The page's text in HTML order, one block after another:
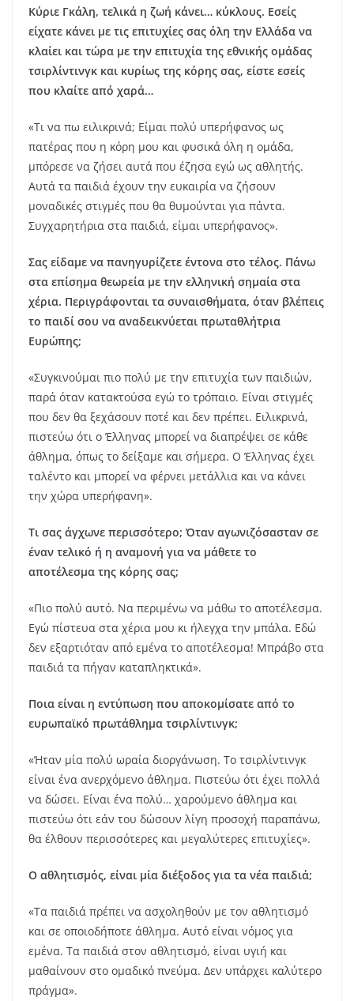
Κύριε Γκάλη, τελικά η ζωή κάνει… κύκλους. Εσείς
είχατε κάνει με τις επιτυχίες σας όλη την Ελλάδα να
κλαίει και τώρα με την επιτυχία της εθνικής ομάδας
τσιρλίντινγκ και κυρίως της κόρης σας, είστε εσείς
που κλαίτε από χαρά…
«Τι να πω ειλικρινά; Είμαι πολύ υπερήφανος ως
πατέρας που η κόρη μου και φυσικά όλη η ομάδα,
μπόρεσε να ζήσει αυτά που έζησα εγώ ως αθλητής.
Αυτά τα παιδιά έχουν την ευκαιρία να ζήσουν
μοναδικές στιγμές που θα θυμούνται για πάντα.
Συγχαρητήρια στα παιδιά, είμαι υπερήφανος».
Σας είδαμε να πανηγυρίζετε έντονα στο τέλος. Πάνω
στα επίσημα θεωρεία με την ελληνική σημαία στα
χέρια. Περιγράφονται τα συναισθήματα, όταν βλέπεις
το παιδί σου να αναδεικνύεται πρωταθλήτρια
Ευρώπης;
«Συγκινούμαι πιο πολύ με την επιτυχία των παιδιών,
παρά όταν κατακτούσα εγώ το τρόπαιο. Είναι στιγμές
που δεν θα ξεχάσουν ποτέ και δεν πρέπει. Ειλικρινά,
πιστεύω ότι ο Έλληνας μπορεί να διαπρέψει σε κάθε
άθλημα, όπως το δείξαμε και σήμερα. Ο Έλληνας έχει
ταλέντο και μπορεί να φέρνει μετάλλια και να κάνει
την χώρα υπερήφανη».
Τι σας άγχωνε περισσότερο; Όταν αγωνιζόσασταν σε
έναν τελικό ή η αναμονή για να μάθετε το
αποτέλεσμα της κόρης σας;
«Πιο πολύ αυτό. Να περιμένω να μάθω το αποτέλεσμα.
Εγώ πίστευα στα χέρια μου κι ήλεγχα την μπάλα. Εδώ
δεν εξαρτιόταν από εμένα το αποτέλεσμα! Μπράβο στα
παιδιά τα πήγαν καταπληκτικά».
Ποια είναι η εντύπωση που αποκομίσατε από το
ευρωπαϊκό πρωτάθλημα τσιρλίντινγκ;
«Ήταν μία πολύ ωραία διοργάνωση. Το τσιρλίντινγκ
είναι ένα ανερχόμενο άθλημα. Πιστεύω ότι έχει πολλά
να δώσει. Είναι ένα πολύ… χαρούμενο άθλημα και
πιστεύω ότι εάν του δώσουν λίγη προσοχή παραπάνω,
θα έλθουν περισσότερες και μεγαλύτερες επιτυχίες».
Ο αθλητισμός, είναι μία διέξοδος για τα νέα παιδιά;
«Τα παιδιά πρέπει να ασχοληθούν με τον αθλητισμό
και σε οποιοδήποτε άθλημα. Αυτό είναι νόμος για
εμένα. Τα παιδιά στον αθλητισμό, είναι υγιή και
μαθαίνουν στο ομαδικό πνεύμα. Δεν υπάρχει καλύτερο
πράγμα».